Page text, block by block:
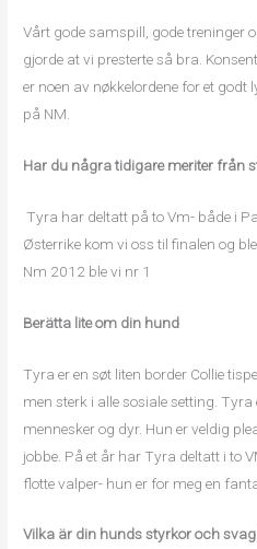
Vårt gode samspill, gode treninger
gjorde at vi presterte så bra.
er noen av nøkkelordene for et godt
på NM.
Har du några tidigare meriter från
Tyra har deltatt på to Vm- både i
Østerrike kom vi oss til finalen og
Nm 2012 ble vi nr 1
Berätta lite om din hund
Tyra er en søt liten border Collie
men sterk i alle sosiale setting.
mennesker og dyr. Hun er veldig
jobbe. På et år har Tyra deltatt i to
flotte valper- hun er for meg en
Vilka är din hunds styrkor och